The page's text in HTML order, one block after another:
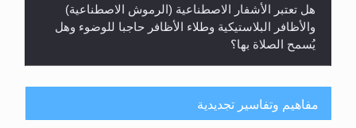
والأظافر البلاستيكية وطلاء الأظافر حاجبا للوضوء وهل
يُسمح الصلاة بها؟
مفاهيم وتفاسير تجديدية